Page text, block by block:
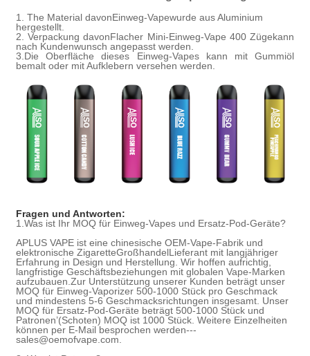
1. The Material davonEinweg-Vapewurde aus Aluminium
hergestellt.
2. Verpackung davonFlacher Mini-Einweg-Vape 400 Zügekann
nach Kundenwunsch angepasst werden.
3.Die Oberfläche dieses Einweg-Vapes kann mit Gummiöl
bemalt oder mit Aufklebern versehen werden.
Fragen und Antworten:
1.Was ist Ihr MOQ für Einweg-Vapes und Ersatz-Pod-Geräte?
APLUS VAPE ist eine chinesische OEM-Vape-Fabrik und
elektronische ZigaretteGroßhandelLieferant mit langjähriger
Erfahrung in Design und Herstellung. Wir hoffen aufrichtig,
langfristige Geschäftsbeziehungen mit globalen Vape-Marken
aufzubauen.Zur Unterstützung unserer Kunden beträgt unser
MOQ für Einweg-Vaporizer 500-1000 Stück pro Geschmack
und mindestens 5-6 Geschmacksrichtungen insgesamt. Unser
MOQ für Ersatz-Pod-Geräte beträgt 500-1000 Stück und
Patronen’(Schoten) MOQ ist 1000 Stück. Weitere Einzelheiten
können per E-Mail besprochen werden---
sales@oemofvape.com.